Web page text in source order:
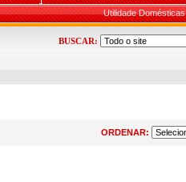
Utilidade Domésticas
BUSCAR:
ORDENAR: